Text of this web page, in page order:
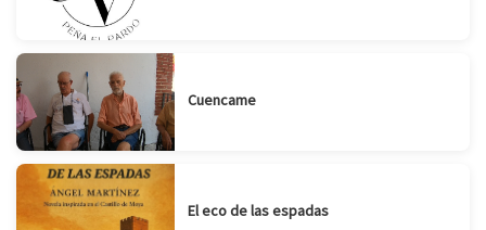
Cuencame
El eco de las espadas